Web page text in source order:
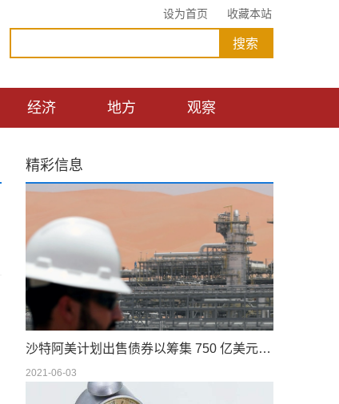
设为首页 收藏本站
经济 地方 观察
精彩信息
沙特阿美计划出售债券以筹集 750 亿美元的股息
2021-06-03